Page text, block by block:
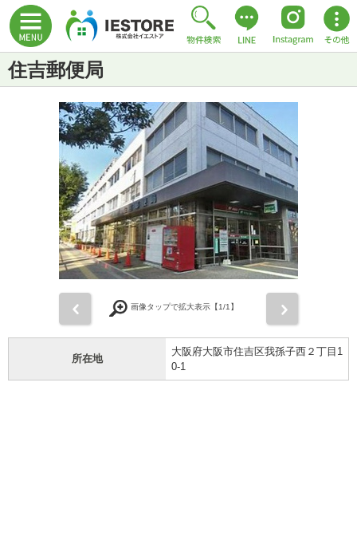
住吉郵便局
画像タップで拡大表示【1/1】
所在地
大阪府大阪市住吉区我孫子西２丁目1
0-1